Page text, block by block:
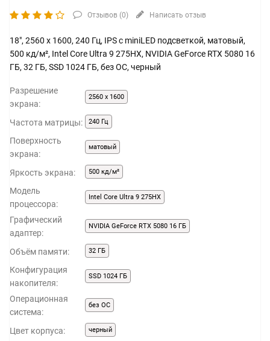
Отзывов (0) Написать отзыв
18", 2560 x 1600, 240 Гц, IPS с miniLED подсветкой, матовый,
500 кд/м², Intel Core Ultra 9 275HX, NVIDIA GeForce RTX 5080 16
ГБ, 32 ГБ, SSD 1024 ГБ, без ОС, черный
Разрешение
экрана:
2560 x 1600
Частота матрицы: 240 Гц
Поверхность
экрана:
матовый
Яркость экрана: 500 кд/м²
Модель
процессора:
Intel Core Ultra 9 275HX
Графический
адаптер:
NVIDIA GeForce RTX 5080 16 ГБ
Объём памяти: 32 ГБ
Конфигурация
накопителя:
SSD 1024 ГБ
Операционная
система:
без ОС
Цвет корпуса: черный